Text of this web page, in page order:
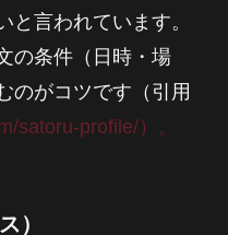
言われています。
の条件（日時・場
のがコツです（引用
satoru-profile/）。
）